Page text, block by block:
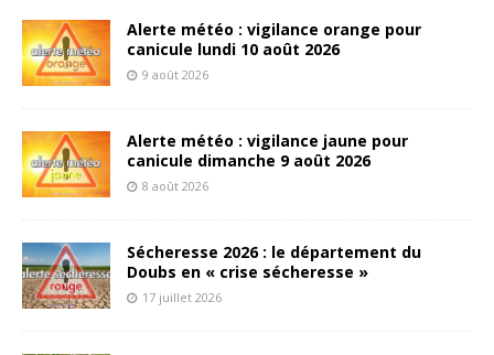
Alerte météo : vigilance orange pour
canicule lundi 10 août 2026
9 août 2026
Alerte météo : vigilance jaune pour
canicule dimanche 9 août 2026
8 août 2026
Sécheresse 2026 : le département du
Doubs en « crise sécheresse »
17 juillet 2026